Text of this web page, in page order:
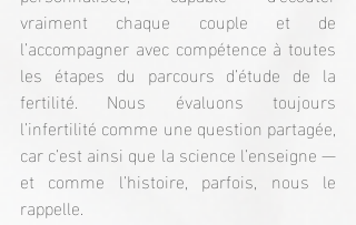
vraiment chaque couple et de
l’accompagner avec compétence à toutes
les étapes du parcours d’étude de la
fertilité. Nous évaluons toujours
l’infertilité comme une question partagée,
car c’est ainsi que la science l’enseigne —
et comme l’histoire, parfois, nous le
rappelle.